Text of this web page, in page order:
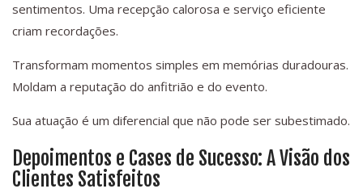
sentimentos. Uma recepção calorosa e serviço eficiente
criam recordações.
Transformam momentos simples em memórias duradouras.
Moldam a reputação do anfitrião e do evento.
Sua atuação é um diferencial que não pode ser subestimado.
Depoimentos e Cases de Sucesso: A Visão dos
Clientes Satisfeitos